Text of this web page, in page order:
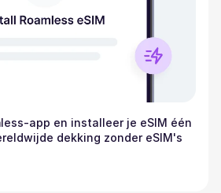
app en installeer je eSIM één
dekking zonder eSIM's